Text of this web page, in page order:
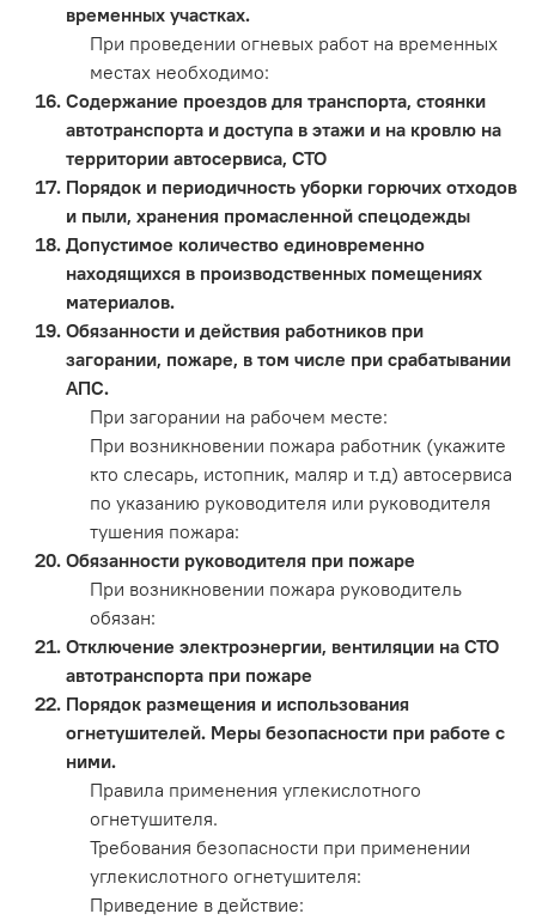
временных участках.
При проведении огневых работ на временных
местах необходимо:
Содержание проездов для транспорта, стоянки
автотранспорта и доступа в этажи и на кровлю на
территории автосервиса, СТО
Порядок и периодичность уборки горючих отходов
и пыли, хранения промасленной спецодежды
Допустимое количество единовременно
находящихся в производственных помещениях
материалов.
Обязанности и действия работников при
загорании, пожаре, в том числе при срабатывании
АПС.
При загорании на рабочем месте:
При возникновении пожара работник (укажите
кто слесарь, истопник, маляр и т.д) автосервиса
по указанию руководителя или руководителя
тушения пожара:
Обязанности руководителя при пожаре
При возникновении пожара руководитель
обязан:
Отключение электроэнергии, вентиляции на СТО
автотранспорта при пожаре
Порядок размещения и использования
огнетушителей. Меры безопасности при работе с
ними.
Правила применения углекислотного
огнетушителя.
Требования безопасности при применении
углекислотного огнетушителя:
Приведение в действие: